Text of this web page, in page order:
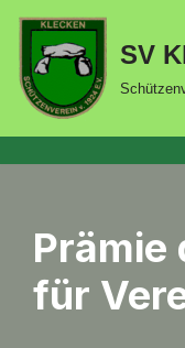
Zum
Inhalt
springen
SV
Prämie
für